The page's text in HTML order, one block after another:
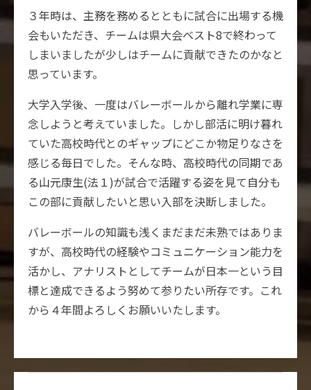
３年時は、主務を務めるとともに試合に出場する機
会もいただき、チームは県大会ベスト8で終わって
しまいましたが少しはチームに貢献できたのかなと
思っています。
大学入学後、一度はバレーボールから離れ学業に専
念しようと考えていました。しかし部活に明け暮れ
ていた高校時代とのギャップにどこか物足りなさを
感じる毎日でした。そんな時、高校時代の同期であ
る山元康生(法１)が試合で活躍する姿を見て自分も
この部に貢献したいと思い入部を決断しました。
バレーボールの知識も浅くまだまだ未熟ではありま
すが、高校時代の経験やコミュニケーション能力を
活かし、アナリストとしてチームが日本一という目
標と達成できるよう努めて参りたい所存です。これ
から４年間よろしくお願いいたします。